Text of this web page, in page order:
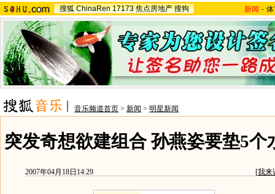
搜狐 ChinaRen 17173 焦点房地产 搜狗 新闻 -
音乐频道首页 > 新闻 > 明星新闻
突发奇想欲建组合 孙燕姿要垫5个
2007年04月18日14:29 [我来